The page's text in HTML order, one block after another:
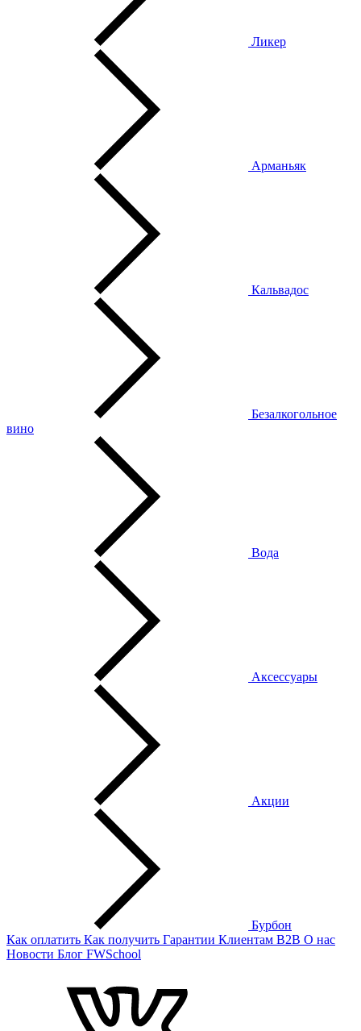
Ликер
Арманьяк
Кальвадос
Безалкогольное
вино
Вода
Аксессуары
Акции
Бурбон
Как оплатить Как получить Гарантии Клиентам B2B О нас
Новости Блог FWSchool